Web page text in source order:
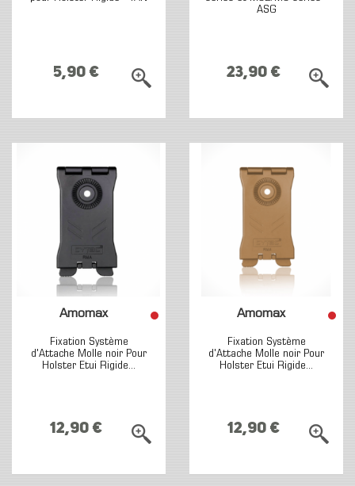
5,90 €
ASG
23,90 €
Amomax
Fixation Système
d'Attache Molle noir Pour
Holster Etui Rigide...
12,90 €
Amomax
Fixation Système
d'Attache Molle noir Pour
Holster Etui Rigide...
12,90 €